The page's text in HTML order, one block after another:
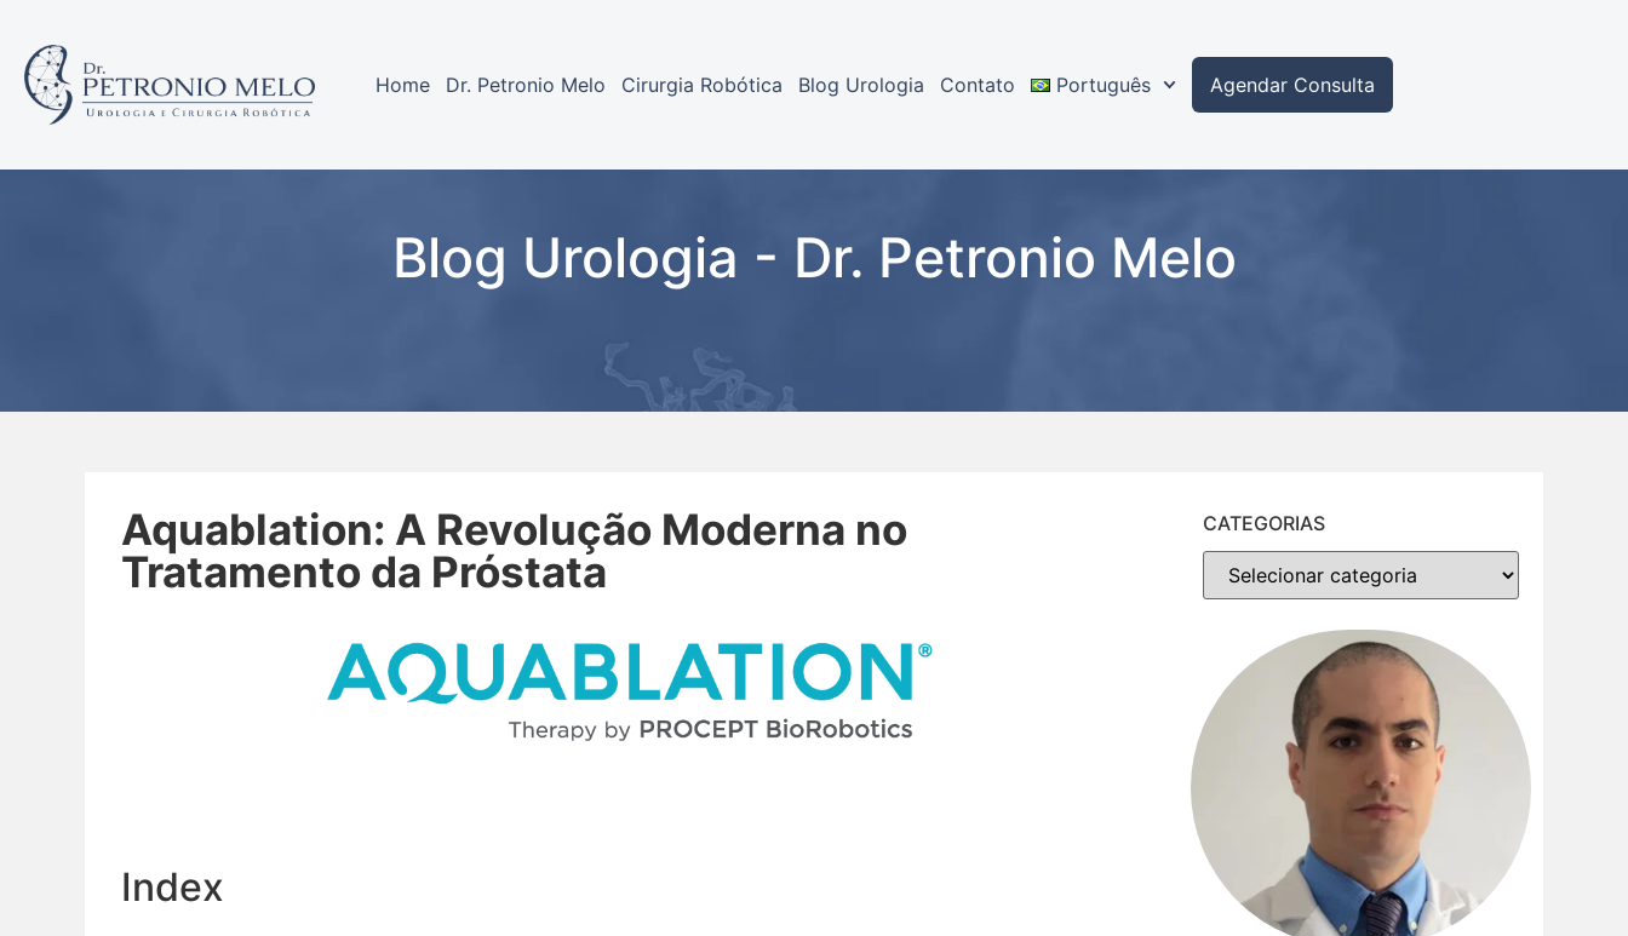
Home Dr. Petronio Melo Cirurgia Robótica​ Blog Urologia Contato Português Agendar Consulta
Blog Urologia - Dr. Petronio Melo
Aquablation: A Revolução Moderna no
Tratamento da Próstata
Index
CATEGORIAS